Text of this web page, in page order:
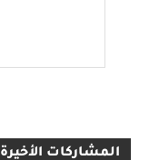
المشاركات الأخيرة